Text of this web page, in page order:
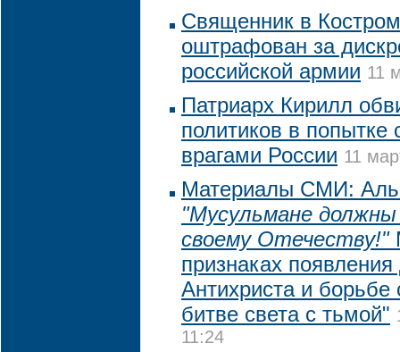
Священник в
оштрафован за
российской армии 11
Патриарх Кирилл
политиков в попытке
врагами России 11
Материалы СМИ:
"Мусульмане
своему Отечеству!"
признаках
Антихриста и
битве света с тьмой"
11:24